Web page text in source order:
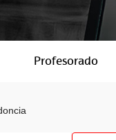
Profesorado